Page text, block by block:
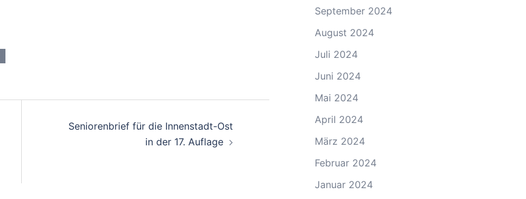
Seniorenbrief für die Innenstadt-Ost
in der 17. Auflage
September 2024
August 2024
Juli 2024
Juni 2024
Mai 2024
April 2024
März 2024
Februar 2024
Januar 2024